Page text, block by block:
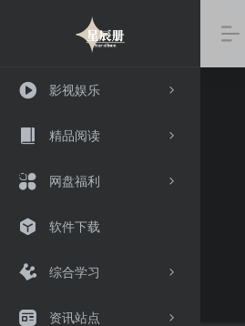
影视娱乐
精品阅读
网盘福利
软件下载
综合学习
资讯站点